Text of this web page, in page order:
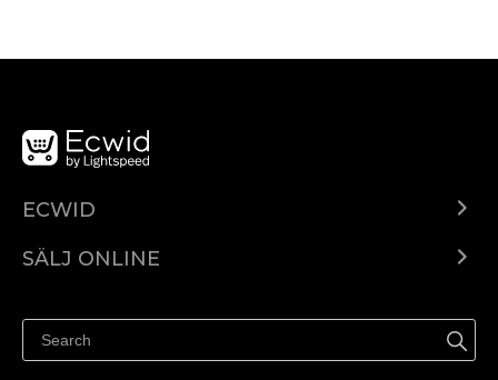
ECWID
Pris
SÄLJ ONLINE
Sälj på Facebook
Sälj på Instagram